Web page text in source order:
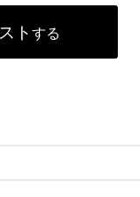
ト する